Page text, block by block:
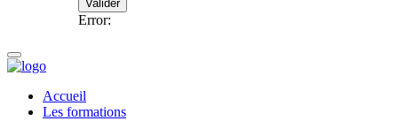
Valider
Error:
Accueil
Les formations